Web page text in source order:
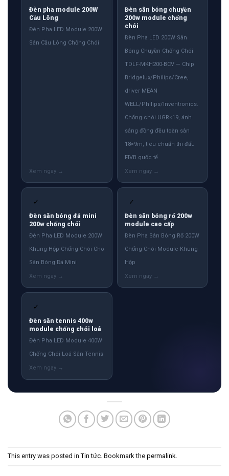
Đèn pha module 200W
Cầu Lông
Đèn Pha LED Module 200W
Sân Cầu Lông Chống Chói
Đèn sân bóng chuyền
200w module chống
chói
Đèn Pha LED 200W Sân
Bóng Chuyền Chống Chói
TDLF-MKH200-BCV — Chip
Bridgelux/Philips/Cree,
driver MEAN
WELL/Philips/Inventronics.
Chống chói UGR<19, ánh
sáng đồng đều toàn sân
18×9m, tiêu chuẩn thi đấu
FIVB quốc tế
✓
Đèn sân bóng đá mini
200w chống chói
Đèn Pha LED Module 200W
Khung Hộp Chống Chói Cho
Sân Bóng Đá Mini
✓
Đèn sân bóng rổ 200w
module cao cấp
Đèn Pha Sân Bóng Rổ 200W
Chống Chói Module Khung
Hộp
✓
Đèn sân tennis 400w
module chống chói loá
Đèn Pha LED Module 400W
Chống Chói Loá Sân Tennis
This entry was posted inTin tức. Bookmark the permalink.